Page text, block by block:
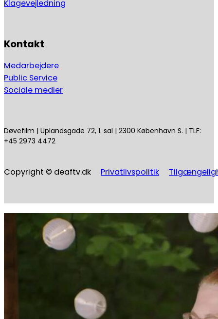
Klagevejledning
Kontakt
Medarbejdere
Public Service
Sociale medier
Døvefilm | Uplandsgade 72, 1. sal | 2300 København S. | TLF:
+45 2973 4472
Copyright © deaftv.dk Privatlivspolitik